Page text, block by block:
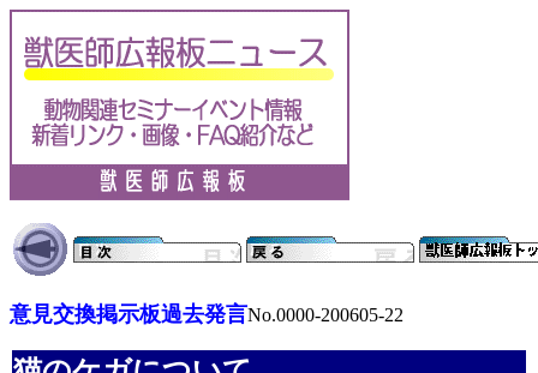
意見交換掲示板過去発言No.0000-200605-22